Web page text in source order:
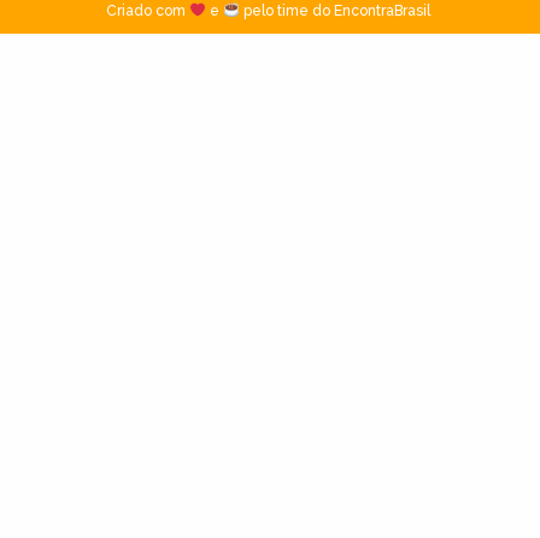
Criado com
e pelo time do EncontraBrasil